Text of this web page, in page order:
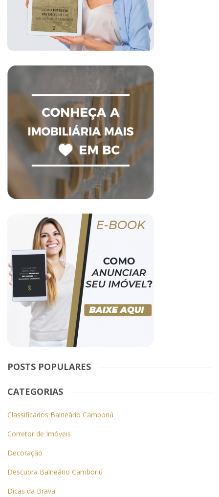
POSTS POPULARES
CATEGORIAS
Classificados Balneário Camboriú
Corretor de Imóveis
Decoração
Descubra Balneário Camboriú
Dicas da Brava